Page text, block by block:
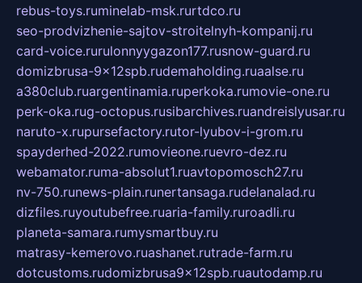
rebus-toys.ruminelab-msk.rurtdco.ru
seo-prodvizhenie-sajtov-stroitelnyh-kompanij.ru
card-voice.rurulonnyygazon177.rusnow-guard.ru
domizbrusa-9x12spb.rudemaholding.ruaalse.ru
a380club.ruargentinamia.ruperkoka.rumovie-one.ru
perk-oka.rug-octopus.rusibarchives.ruandreislyusar.ru
naruto-x.rupursefactory.rutor-lyubov-i-grom.ru
spayderhed-2022.rumovieone.ruevro-dez.ru
webamator.ruma-absolut1.ruavtopomosch27.ru
nv-750.runews-plain.runertansaga.rudelanalad.ru
dizfiles.ruyoutubefree.ruaria-family.ruroadli.ru
planeta-samara.rumysmartbuy.ru
matrasy-kemerovo.ruashanet.rutrade-farm.ru
dotcustoms.rudomizbrusa9x12spb.ruautodamp.ru